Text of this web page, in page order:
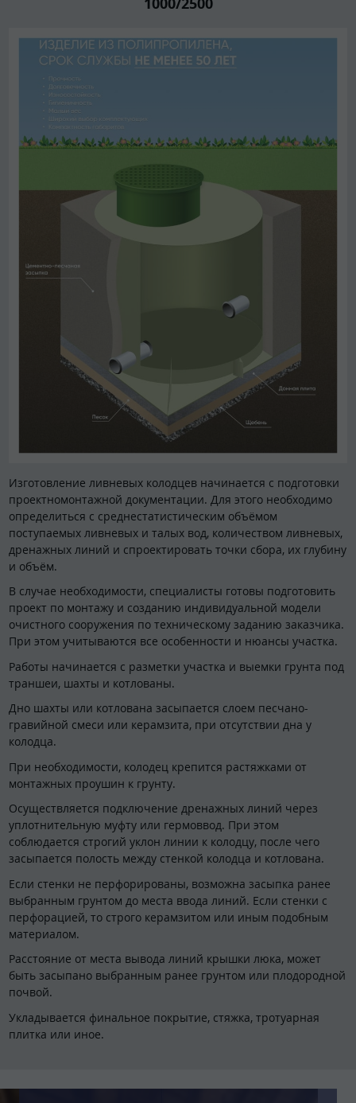
Изготовление ливневых колодцев начинается с подготовки
проектномонтажной документации. Для этого необходимо
определиться с среднестатистическим объёмом
поступаемых ливневых и талых вод, количеством ливневых,
дренажных линий и спроектировать точки сбора, их глубину
и объём.
В случае необходимости, специалисты готовы подготовить
проект по монтажу и созданию индивидуальной модели
очистного сооружения по техническому заданию заказчика.
При этом учитываются все особенности и нюансы участка.
Работы начинается с разметки участка и выемки грунта под
траншеи, шахты и котлованы.
Дно шахты или котлована засыпается слоем песчано-
гравийной смеси или керамзита, при отсутствии дна у
колодца.
При необходимости, колодец крепится растяжками от
монтажных проушин к грунту.
Осуществляется подключение дренажных линий через
уплотнительную муфту или гермоввод. При этом
соблюдается строгий уклон линии к колодцу, после чего
засыпается полость между стенкой колодца и котлована.
Если стенки не перфорированы, возможна засыпка ранее
выбранным грунтом до места ввода линий. Если стенки с
перфорацией, то строго керамзитом или иным подобным
материалом.
Расстояние от места вывода линий крышки люка, может
быть засыпано выбранным ранее грунтом или плодородной
почвой.
Укладывается финальное покрытие, стяжка, тротуарная
плитка или иное.